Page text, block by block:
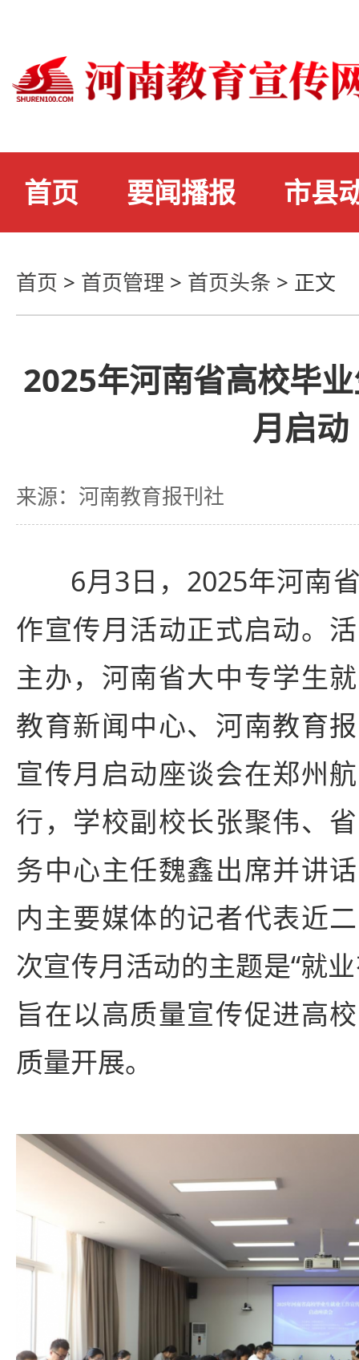
首页 要闻播报 市县
首页 > 首页管理 > 首页头条 > 正文
2025年河南省高校毕
月启动
来源：河南教育报刊社
6月3日，2025年河南
作宣传月活动正式启动。
主办，河南省大中专学生
教育新闻中心、河南教育
宣传月启动座谈会在郑州
行，学校副校长张聚伟、
务中心主任魏鑫出席并讲
内主要媒体的记者代表近
次宣传月活动的主题是“就
旨在以高质量宣传促进高
质量开展。